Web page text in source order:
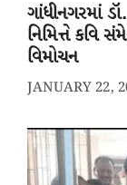
ગાંધીનગરમાં
નિમિત્તે કવિ
વિમોચન
JANUARY 22,